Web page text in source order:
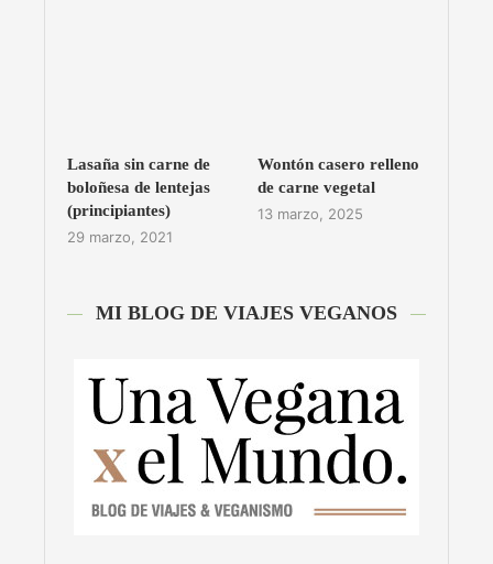
Lasaña sin carne de
boloñesa de lentejas
(principiantes)
29 marzo, 2021
Wontón casero relleno
de carne vegetal
13 marzo, 2025
MI BLOG DE VIAJES VEGANOS